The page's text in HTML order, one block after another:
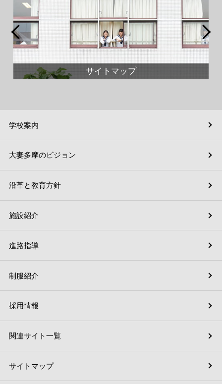
サイトマップ
学校案内
施設紹介
採用情報
大妻多摩のビジョン
進路指導
関連サイト一覧
沿革と教育方針
制服紹介
サイトマップ